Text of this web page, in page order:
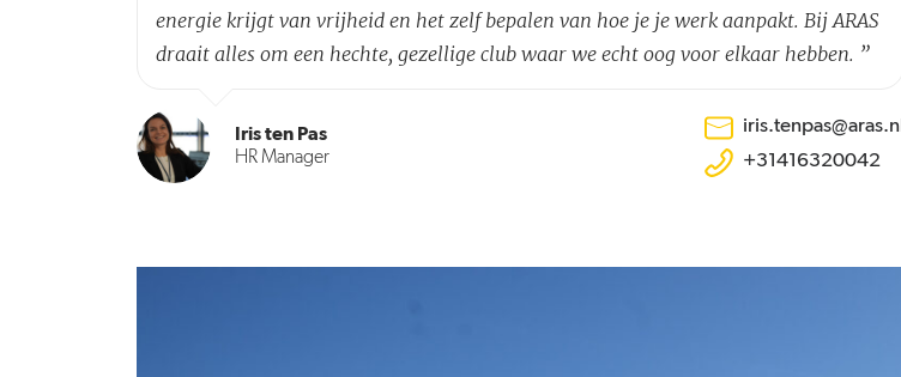
energie krijgt van vrijheid en het zelf bepalen van hoe je je werk aanpakt. Bij ARAS
draait alles om een hechte, gezellige club waar we echt oog voor elkaar hebben. ”
Iris ten Pas
HR Manager
iris.tenpas@aras.nl
+31416320042